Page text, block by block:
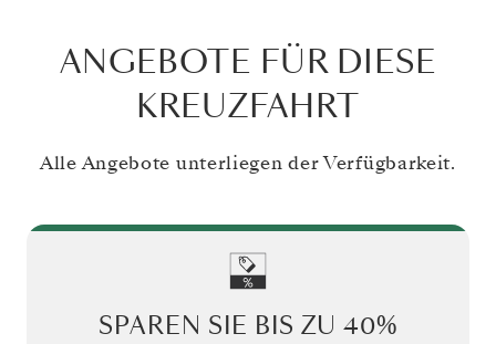
ANGEBOTE FÜR DIESE
KREUZFAHRT
Alle Angebote unterliegen der Verfügbarkeit.
SPAREN SIE BIS ZU 40%